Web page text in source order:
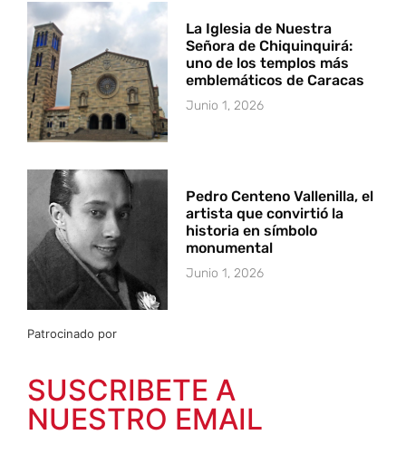
La Iglesia de Nuestra
Señora de Chiquinquirá:
uno de los templos más
emblemáticos de Caracas
Junio 1, 2026
Pedro Centeno Vallenilla, el
artista que convirtió la
historia en símbolo
monumental
Junio 1, 2026
Patrocinado por
SUSCRIBETE A
NUESTRO EMAIL